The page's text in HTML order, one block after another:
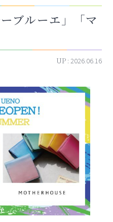
ブルーエ」「マ
UP : 2026.06.16